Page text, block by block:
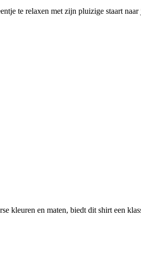
te relaxen met zijn pluizige staart
kleuren en maten, biedt dit shirt een